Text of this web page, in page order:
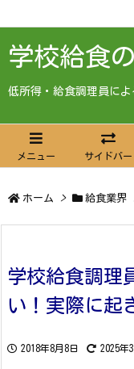
学校給食
低所得・給食調理員に
メニュー サイドバー
ホーム > 給食業界
学校給食調理
い！実際に起
2018年8月8日 2025年